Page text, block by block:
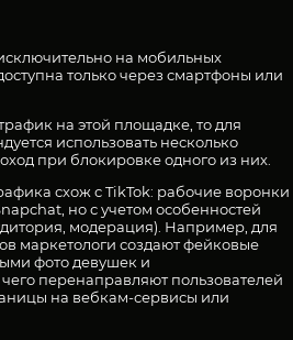
на мобильных
только через смартфоны или
на этой площадке, то для
использовать несколько
при блокировке одного из них.
схож с TikTok: рабочие воронки
но с учетом особенностей
модерация). Например, для
маркетологи создают фейковые
фото девушек и
перенаправляют пользователей
на вебкам-сервисы или